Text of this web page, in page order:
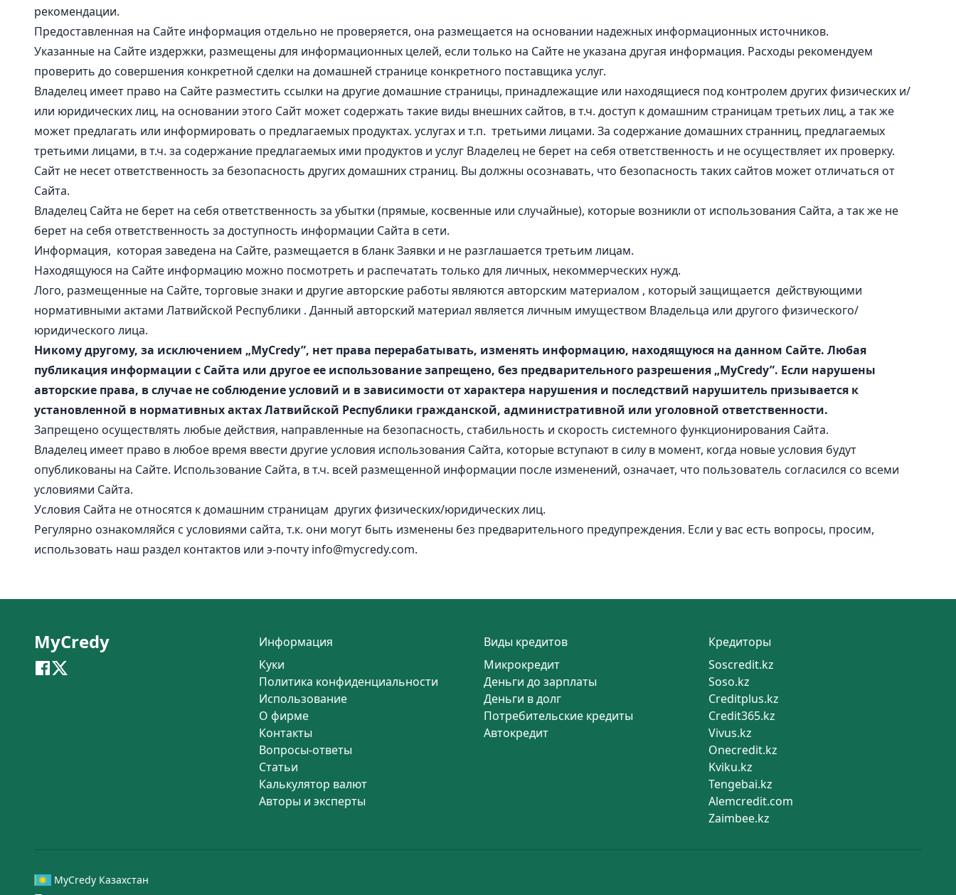
рекомендации.
Предоставленная на Сайте информация отдельно не проверяется, она размещается на основании надежных информационных источников.
Указанные на Сайте издержки, размещены для информационных целей, если только на Сайте не указана другая информация. Расходы рекомендуем
проверить до совершения конкретной сделки на домашней странице конкретного поставщика услуг.
Владелец имеет право на Сайте разместить ссылки на другие домашние страницы, принадлежащие или находящиеся под контролем других физических и/
или юридических лиц, на основании этого Сайт может содержать такие виды внешних сайтов, в т.ч. доступ к домашним страницам третьих лиц, а так же
может предлагать или информировать о предлагаемых продуктах. услугах и т.п. третьими лицами. За содержание домашних странниц, предлагаемых
третьими лицами, в т.ч. за содержание предлагаемых ими продуктов и услуг Владелец не берет на себя ответственность и не осуществляет их проверку.
Сайт не несет ответственность за безопасность других домашних страниц. Вы должны осознавать, что безопасность таких сайтов может отличаться от
Сайта.
Владелец Сайта не берет на себя ответственность за убытки (прямые, косвенные или случайные), которые возникли от использования Сайта, а так же не
берет на себя ответственность за доступность информации Сайта в сети.
Информация, которая заведена на Сайте, размещается в бланк Заявки и не разглашается третьим лицам.
Находящуюся на Сайте информацию можно посмотреть и распечатать только для личных, некоммерческих нужд.
Лого, размещенные на Сайте, торговые знаки и другие авторские работы являются авторским материалом , который защищается действующими
нормативными актами Латвийской Республики . Данный авторский материал является личным имуществом Владельца или другого физического/
юридического лица.
Никому другому, за исключением „MyCredy”, нет права перерабатывать, изменять информацию, находящуюся на данном Сайте. Любая
публикация информации с Сайта или другое ее использование запрещено, без предварительного разрешения „MyCredy”. Если нарушены
авторские права, в случае не соблюдение условий и в зависимости от характера нарушения и последствий нарушитель призывается к
установленной в нормативных актах Латвийской Республики гражданской, административной или уголовной ответственности.
Запрещено осуществлять любые действия, направленные на безопасность, стабильность и скорость системного функционирования Сайта.
Владелец имеет право в любое время ввести другие условия использования Сайта, которые вступают в силу в момент, когда новые условия будут
опубликованы на Сайте. Использование Сайта, в т.ч. всей размещенной информации после изменений, означает, что пользователь согласился со всеми
условиями Сайта.
Условия Сайта не относятся к домашним страницам других физических/юридических лиц.
Регулярно ознакомляйся с условиями сайта, т.к. они могут быть изменены без предварительного предупреждения. Если у вас есть вопросы, просим,
использовать наш раздел контактов или э-почту info@mycredy.com.
MyCredy
Информация
Куки
Политика конфиденциальности
Использование
О фирме
Контакты
Вопросы-ответы
Статьи
Калькулятор валют
Авторы и эксперты
Виды кредитов
Микрокредит
Деньги до зарплаты
Деньги в долг
Потребительские кредиты
Автокредит
Кредиторы
Soscredit.kz
Soso.kz
Creditplus.kz
Credit365.kz
Vivus.kz
Onecredit.kz
Kviku.kz
Tengebai.kz
Alemcredit.com
Zaimbee.kz
MyCredy Казахстан